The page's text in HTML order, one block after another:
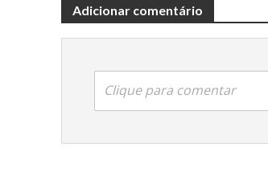
Adicionar comentário
Clique para comentar